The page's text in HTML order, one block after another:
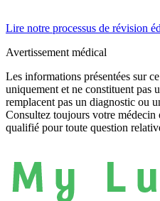
Lire notre processus de révision
Avertissement médical
Les informations présentées sur
uniquement et ne constituent pas
remplacent pas un diagnostic ou
Consultez toujours votre médecin
qualifié pour toute question